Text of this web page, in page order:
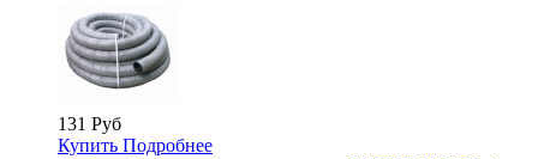
131 Руб
Купить Подробнее